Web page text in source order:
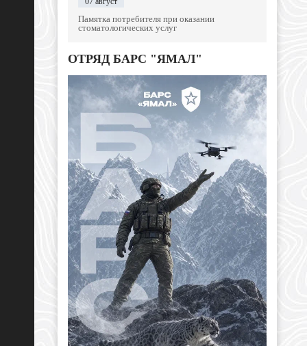
Памятка потребителя при оказании
стоматологических услуг
ОТРЯД БАРС "ЯМАЛ"